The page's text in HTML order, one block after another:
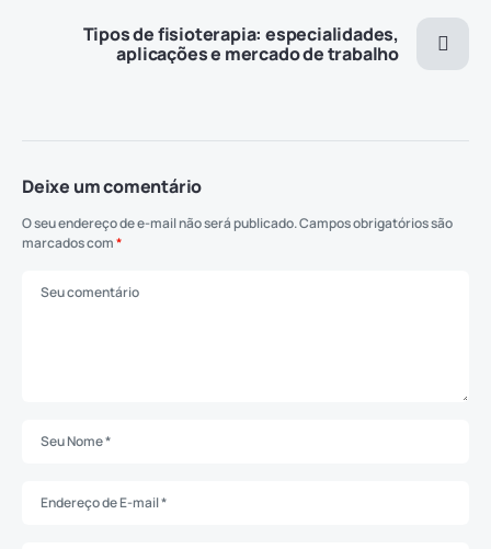
Tipos de fisioterapia: especialidades,
aplicações e mercado de trabalho
Deixe um comentário
O seu endereço de e-mail não será publicado.Campos obrigatórios são
marcados com*